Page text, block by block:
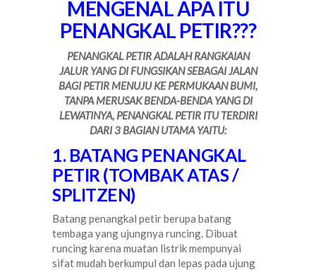
MENGENAL APA ITU
PENANGKAL PETIR???
PENANGKAL PETIR ADALAH RANGKAIAN
JALUR YANG DI FUNGSIKAN SEBAGAI JALAN
BAGI PETIR MENUJU KE PERMUKAAN BUMI,
TANPA MERUSAK BENDA-BENDA YANG DI
LEWATINYA, PENANGKAL PETIR ITU TERDIRI
DARI 3 BAGIAN UTAMA YAITU:
1. BATANG PENANGKAL
PETIR (TOMBAK ATAS /
SPLITZEN)
Batang penangkal petir berupa batang
tembaga yang ujungnya runcing. Dibuat
runcing karena muatan listrik mempunyai
sifat mudah berkumpul dan lepas pada ujung